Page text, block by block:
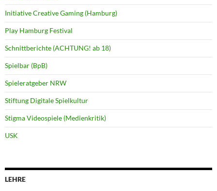
Initiative Creative Gaming (Hamburg)
Play Hamburg Festival
Schnittberichte (ACHTUNG! ab 18)
Spielbar (BpB)
Spieleratgeber NRW
Stiftung Digitale Spielkultur
Stigma Videospiele (Medienkritik)
USK
LEHRE